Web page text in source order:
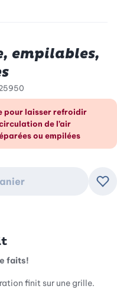
empilables,
coup d’œil
pour laisser refroidir
de l’air
ou empilées
faits!
finit sur une grille.